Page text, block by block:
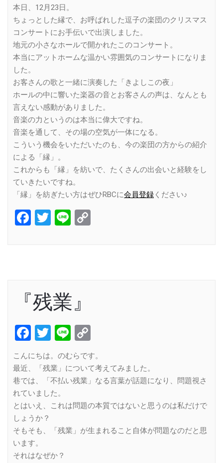
本日、12月23日。
ちょっとした縁で、お呼ばれした逗子の楽団のクリスマス
コンサートにお手伝いで出演しました。
地元の小さなホールで開かれたこのコンサート。
本当にアットホームな温かい雰囲気のコンサートになりま
した。
お客さんの歌と一緒に演奏した「きよしこの夜」
ホールの中に響いた楽器の音とお客さんの声は、なんとも
言えない感動がありました。
音楽の力というのは本当に偉大ですね。
音楽を通して、その場の空気が一体になる。
こういう機会をいただいたのも、今の楽団の方からの紹介
による「縁」。
これからも「縁」を紡いで、たくさんの出会いと経験をし
ていきたいですね。
「縁」を紡ぎたい方はぜひRBCに会員登録 ください♪
Facebook
Twitter
Line
『残業』
Facebook
Twitter
Line
Link
こんにちは。のむらです。
最近、「残業」について考えてみました。
巷では、「不払い残業」なる言葉が話題になり、問題視さ
れていました。
とはいえ、これは問題の本質ではないと思うのは私だけで
しょうか？
そもそも、「残業」が生まれること自体が問題なのだと思
います。
それはなぜか？